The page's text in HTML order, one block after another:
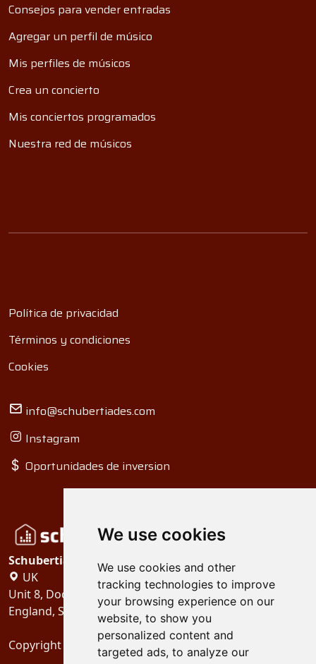
We use cookies
We use cookies and other
tracking technologies to improve
your browsing experience on our
website, to show you
personalized content and
targeted ads, to analyze our
Consejos para vender entradas
Agregar un perfil de músico
Mis perfiles de músicos
Crea un concierto
Mis conciertos programados
Nuestra red de músicos
Política de privacidad
Términos y condiciones
Cookies
info@schubertiades.com
Instagram
Oportunidades de inversion
Schubertiades, Ltd.
UK
Unit 8, Dock Offices, Surrey Quays Road, London
England, SE16 2XU
Copyright 2024 Schubertiades, Ltd.